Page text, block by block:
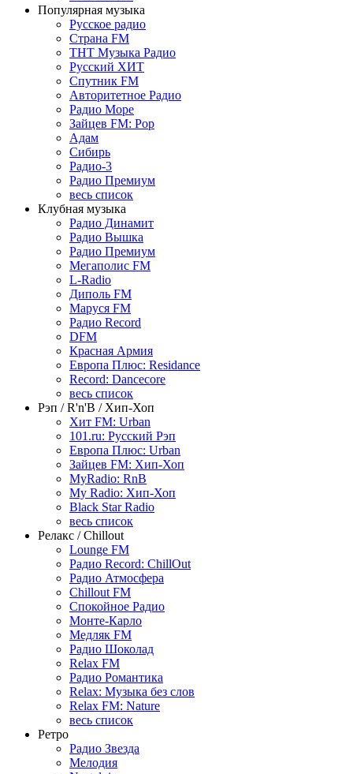
Популярная музыка
Русское радио
Страна FM
ТНТ Музыка Радио
Русский ХИТ
Спутник FM
Авторитетное Радио
Радио Море
Зайцев FM: Pop
Адам
Сибирь
Радио-3
Радио Премиум
весь список
Клубная музыка
Радио Динамит
Радио Вышка
Радио Премиум
Мегаполис FM
L-Radio
Диполь FM
Маруся FM
Радио Record
DFM
Красная Армия
Европа Плюс: Residance
Record: Dancecore
весь список
Рэп / R'n'B / Хип-Хоп
Хит FM: Urban
101.ru: Русский Рэп
Европа Плюс: Urban
Зайцев FM: Хип-Хоп
MyRadio: RnB
My Radio: Хип-Хоп
Black Star Radio
весь список
Релакс / Chillout
Lounge FM
Радио Record: ChillOut
Радио Атмосфера
Chillout FM
Спокойное Радио
Монте-Карло
Медляк FM
Радио Шоколад
Relax FM
Радио Романтика
Relax: Музыка без слов
Relax FM: Nature
весь список
Ретро
Радио Звезда
Мелодия